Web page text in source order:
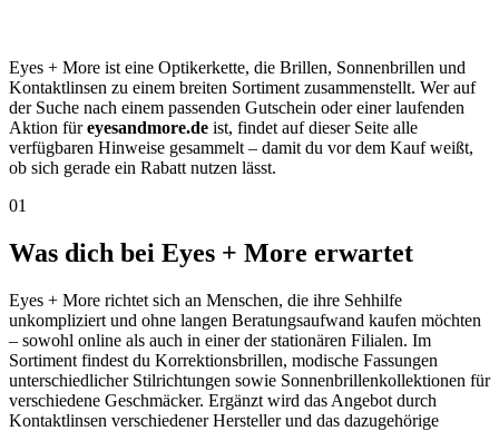
Eyes + More ist eine Optikerkette, die Brillen, Sonnenbrillen und
Kontaktlinsen zu einem breiten Sortiment zusammenstellt. Wer auf
der Suche nach einem passenden Gutschein oder einer laufenden
Aktion füreyesandmore.de ist, findet auf dieser Seite alle
verfügbaren Hinweise gesammelt – damit du vor dem Kauf weißt,
ob sich gerade ein Rabatt nutzen lässt.
01
Was dich bei Eyes + More erwartet
Eyes + More richtet sich an Menschen, die ihre Sehhilfe
unkompliziert und ohne langen Beratungsaufwand kaufen möchten
– sowohl online als auch in einer der stationären Filialen. Im
Sortiment findest du Korrektionsbrillen, modische Fassungen
unterschiedlicher Stilrichtungen sowie Sonnenbrillenkollektionen für
verschiedene Geschmäcker. Ergänzt wird das Angebot durch
Kontaktlinsen verschiedener Hersteller und das dazugehörige